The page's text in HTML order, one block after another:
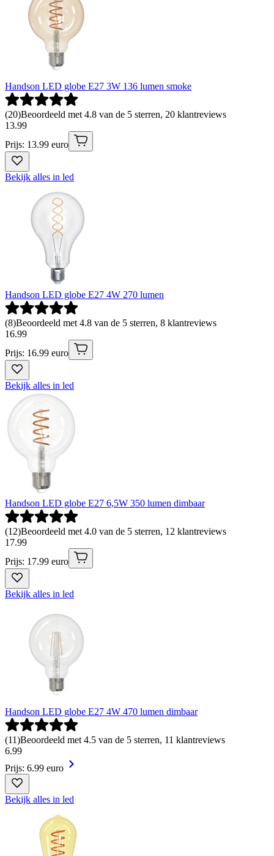
Handson LED globe E27 3W 136 lumen smoke
(20)Beoordeeld met 4.8 van de 5 sterren, 20 klantreviews
13.99
Prijs: 13.99 euro
Bekijk alles in led
Handson LED globe E27 4W 270 lumen
(8)Beoordeeld met 4.8 van de 5 sterren, 8 klantreviews
16.99
Prijs: 16.99 euro
Bekijk alles in led
Handson LED globe E27 6,5W 350 lumen dimbaar
(12)Beoordeeld met 4.0 van de 5 sterren, 12 klantreviews
17.99
Prijs: 17.99 euro
Bekijk alles in led
Handson LED globe E27 4W 470 lumen dimbaar
(11)Beoordeeld met 4.5 van de 5 sterren, 11 klantreviews
6.99
Prijs: 6.99 euro
Bekijk alles in led